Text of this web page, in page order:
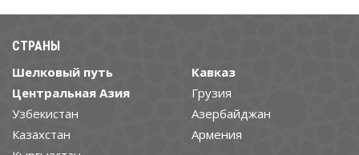
СТРАНЫ
Шелковый путь
Центральная Азия
Узбекистан
Казахстан
Кавказ
Грузия
Азербайджан
Армения